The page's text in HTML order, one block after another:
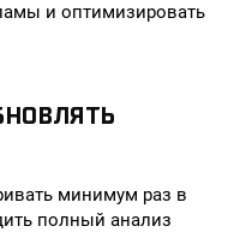
и оптимизировать
минимум раз в
полный анализ